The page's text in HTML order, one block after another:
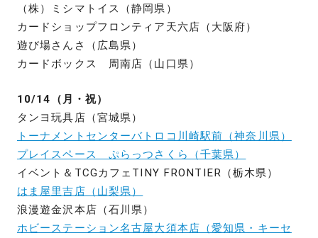
（株）ミシマトイス（静岡県）
カードショップフロンティア天六店（大阪府）
遊び場さんさ（広島県）
カードボックス 周南店（山口県）
10/14（月・祝）
タンヨ玩具店（宮城県）
トーナメントセンターバトロコ川崎駅前（神奈川県）
プレイスペース ぷらっつさくら（千葉県）
イベント＆TCGカフェTINY FRONTIER（栃木県）
はま屋里吉店（山梨県）
浪漫遊金沢本店（石川県）
ホビーステーション名古屋大須本店（愛知県・キーセ